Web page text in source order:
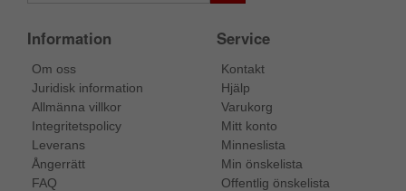
Information
Om oss
Juridisk information
Allmänna villkor
Integritetspolicy
Leverans
Ångerrätt
FAQ
Service
Kontakt
Hjälp
Varukorg
Mitt konto
Minneslista
Min önskelista
Offentlig önskelista